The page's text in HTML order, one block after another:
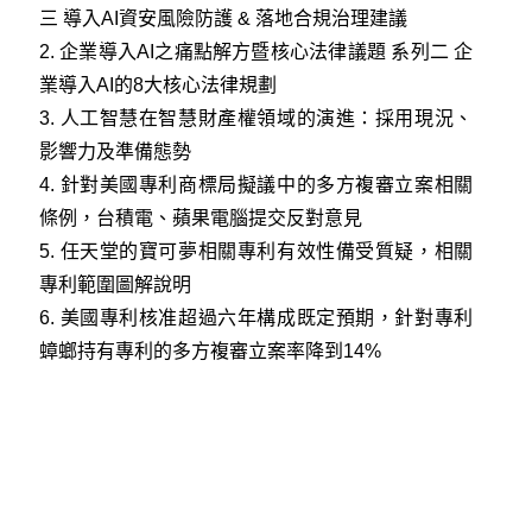
三 導入AI資安風險防護 & 落地合規治理建議
2.企業導入AI之痛點解方暨核心法律議題 系列二 企
業導入AI的8大核心法律規劃
3. 人工智慧在智慧財產權領域的演進：採用現況、
影響力及準備態勢
4. 針對美國專利商標局擬議中的多方複審立案相關
條例，台積電、蘋果電腦提交反對意見
5. 任天堂的寶可夢相關專利有效性備受質疑，相關
專利範圍圖解說明
6. 美國專利核准超過六年構成既定預期，針對專利
蟑螂持有專利的多方複審立案率降到14%